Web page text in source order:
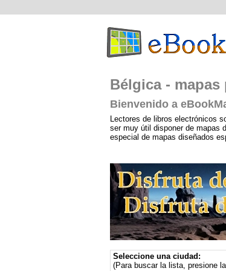
Bélgica -
Bienvenido a
Lectores de libros electrónicos
ser muy útil disponer de mapas
especial de mapas diseñados
Seleccione una ciudad:
(Para buscar la lista, presione